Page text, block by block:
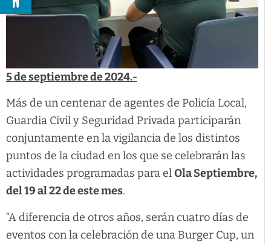
5 de septiembre de 2024.-
Más de un centenar de agentes de Policía Local,
Guardia Civil y Seguridad Privada participarán
conjuntamente en la vigilancia de los distintos
puntos de la ciudad en los que se celebrarán las
actividades programadas para elOla Septiembre,
del 19 al 22 de este mes.
“A diferencia de otros años, serán cuatro días de
eventos con la celebración de una Burger Cup, un